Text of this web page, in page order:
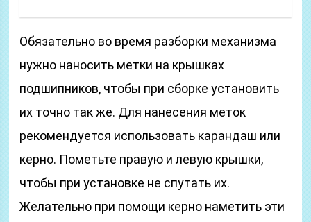
Обязательно во время разборки механизма
нужно наносить метки на крышках
подшипников, чтобы при сборке установить
их точно так же. Для нанесения меток
рекомендуется использовать карандаш или
керно. Пометьте правую и левую крышки,
чтобы при установке не спутать их.
Желательно при помощи керно наметить эти